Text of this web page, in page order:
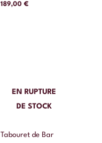
189,00 €
EN RUPTURE
DE STOCK
Tabouret de Bar